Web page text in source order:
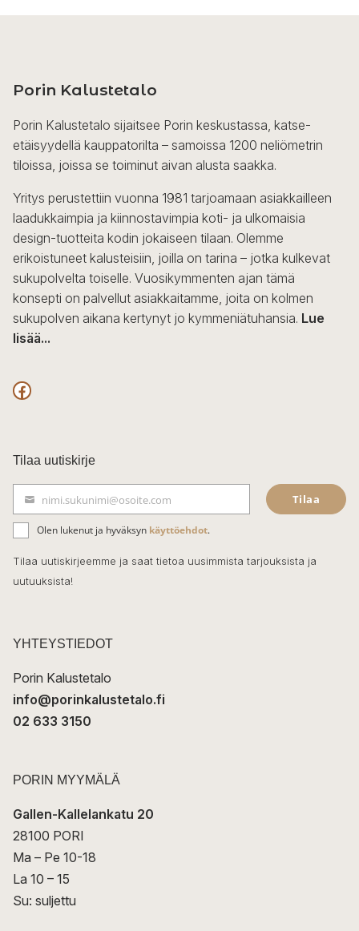
Porin Kalustetalo
Porin Kalustetalo sijaitsee Porin keskustassa, katse-
etäisyydellä kauppatorilta – samoissa 1200 neliömetrin
tiloissa, joissa se toiminut aivan alusta saakka.
Yritys perustettiin vuonna 1981 tarjoamaan asiakkailleen
laadukkaimpia ja kiinnostavimpia koti- ja ulkomaisia
design-tuotteita kodin jokaiseen tilaan. Olemme
erikoistuneet kalusteisiin, joilla on tarina – jotka kulkevat
sukupolvelta toiselle. Vuosikymmenten ajan tämä
konsepti on palvellut asiakkaitamme, joita on kolmen
sukupolven aikana kertynyt jo kymmeniätuhansia. Lue
lisää...
F
c
e
b
o
o
k
Tilaa uutiskirje
ä
h
k
t
nimi.sukunimi@osoite.com Tilaa
Olen lukenut ja hyväksyn käyttöehdot.
Tilaa uutiskirjeemme ja saat tietoa uusimmista tarjouksista ja
uutuuksista!
YHTEYSTIEDOT
Porin Kalustetalo
info@porinkalustetalo.fi
02 633 3150
PORIN MYYMÄLÄ
Gallen-Kallelankatu 20
28100 PORI
Ma – Pe 10-18
La 10 – 15
Su: suljettu